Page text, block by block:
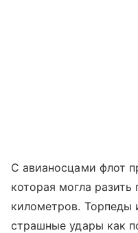
С авианосцами флот
которая могла разить
километров. Торпеды
страшные удары как